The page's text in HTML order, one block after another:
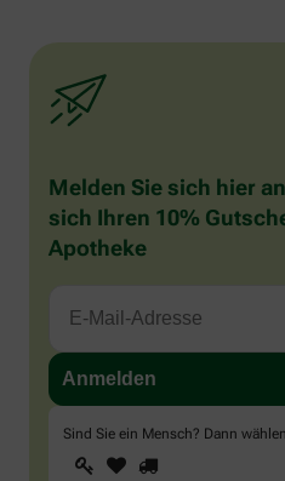
Melden Sie sich hier
sich Ihren 10%
Apotheke
Sind Sie ein Mensch? Dann
Sind
Sie
1 2